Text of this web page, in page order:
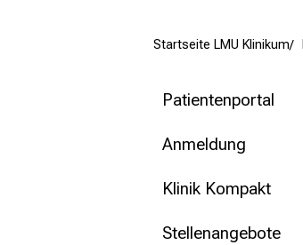
Startseite LMU Klinikum
Patientenportal
Anmeldung
Klinik Kompakt
Stellenangebote
Pflegewissenschaft
ohne Anmeldung.
mehr Informationen